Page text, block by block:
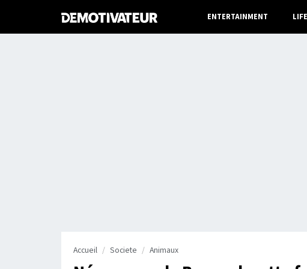
ENTERTAINMENT
Accueil Societe Animaux